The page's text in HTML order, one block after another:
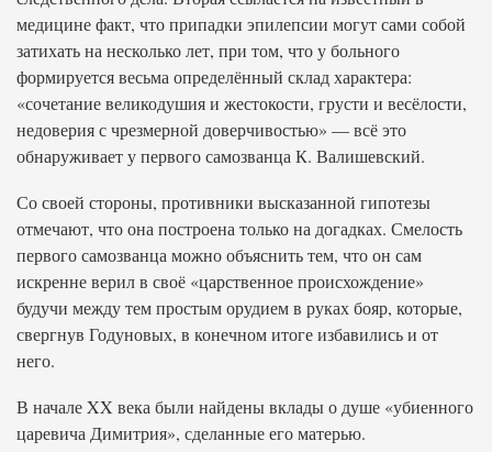
медицине факт, что припадки эпилепсии могут сами собой
затихать на несколько лет, при том, что у больного
формируется весьма определённый склад характера:
«сочетание великодушия и жестокости, грусти и весёлости,
недоверия с чрезмерной доверчивостью» — всё это
обнаруживает у первого самозванца К. Валишевский.
Со своей стороны, противники высказанной гипотезы
отмечают, что она построена только на догадках. Смелость
первого самозванца можно объяснить тем, что он сам
искренне верил в своё «царственное происхождение»
будучи между тем простым орудием в руках бояр, которые,
свергнув Годуновых, в конечном итоге избавились и от
него.
В начале XX века были найдены вклады о душе «убиенного
царевича Димитрия», сделанные его матерью.